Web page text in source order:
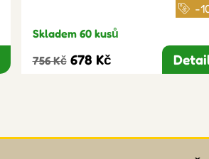
-
Skladem 60 kusů
756 Kč 678 Kč